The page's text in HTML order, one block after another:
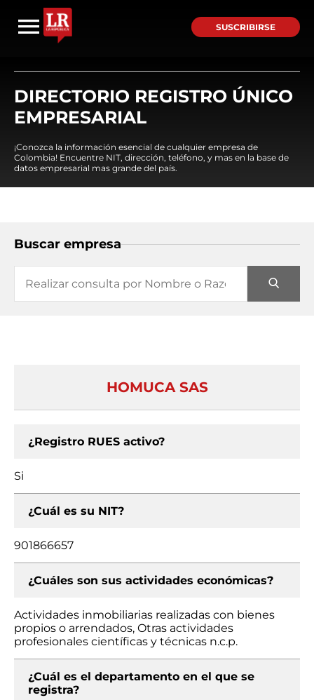
SUSCRIBIRSE
DIRECTORIO REGISTRO ÚNICO
EMPRESARIAL
¡Conozca la información esencial de cualquier empresa de
Colombia! Encuentre NIT, dirección, teléfono, y mas en la base de
datos empresarial mas grande del país.
Buscar empresa
HOMUCA SAS
¿Registro RUES activo?
Si
¿Cuál es su NIT?
901866657
¿Cuáles son sus actividades económicas?
Actividades inmobiliarias realizadas con bienes
propios o arrendados, Otras actividades
profesionales científicas y técnicas n.c.p.
¿Cuál es el departamento en el que se
registra?